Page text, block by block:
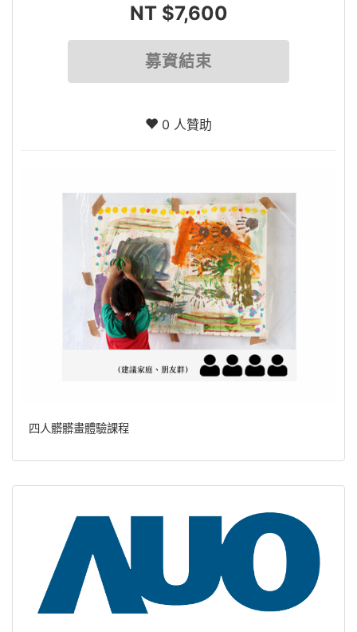
NT $7,600
募資結束
0 人贊助
四人髒髒畫體驗課程